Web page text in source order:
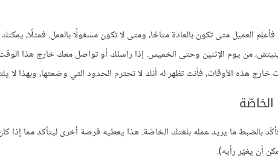
العميل متى تكون بالعادة متاحًا، ومتى لا تكون مشغولًا بالعمل. فمثلًا،
من يوم الإثنين وحتى الخميس. إذا راسلك أو تواصل معك خارج هذا
خارج هذه الأوقات، فأنت تظهر له أنك لا تحترم الحدود التي وضعتها، وبهذا لا
ما يريد عمله بلغتك الخاصّة. هذا يعطيه فرصة أخرى ليتأكد مما إذا
أن يغيّر رأيه).